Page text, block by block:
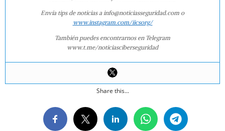
Envía tips de noticias a info@noticiasseguridad.com o
www.instagram.com/iicsorg/
También puedes encontrarnos en Telegram
www.t.me/noticiasciberseguridad
Share this...